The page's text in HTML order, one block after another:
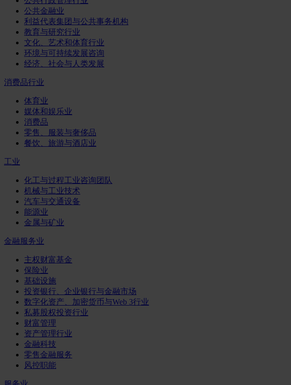
公共金融业
利益代表集团与公共事务机构
教育与研究行业
文化、艺术和体育行业
环境与可持续发展咨询
经济、社会与人类发展
消费品行业
体育业
媒体和娱乐业
消费品
零售、服装与奢侈品
餐饮、旅游与酒店业
工业
化工与过程工业咨询团队
机械与工业技术
汽车与交通设备
能源业
金属与矿业
金融服务业
主权财富基金
保险业
基础设施
投资银行、企业银行与金融市场
数字化资产、加密货币与Web 3行业
私募股权投资行业
财富管理
资产管理行业
金融科技
零售金融服务
风控职能